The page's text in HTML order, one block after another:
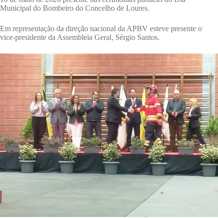
Municipal do Bombeiro do Concelho de Loures.
Em representação da direção nacional da APBV esteve presente o
vice-presidente da Assembleia Geral, Sérgio Santos.